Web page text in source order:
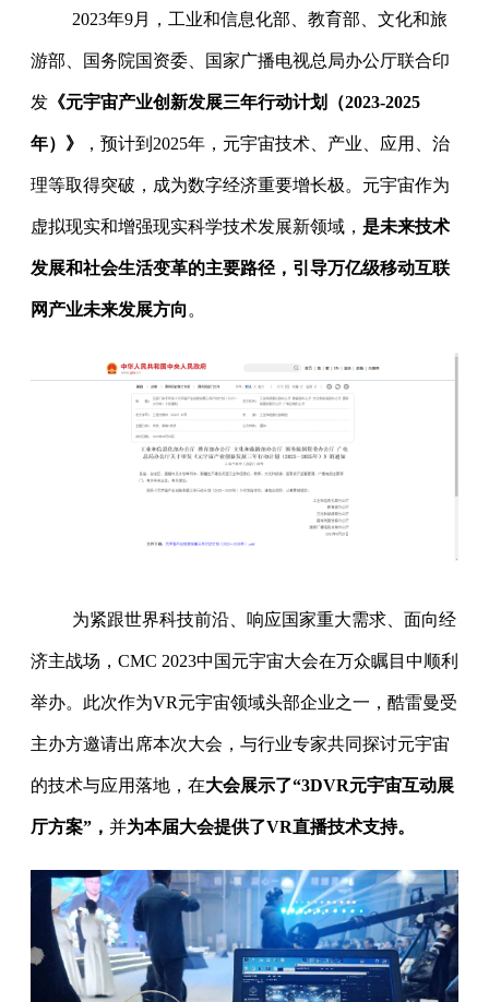
2023年9月，工业和信息化部、教育部、文化和旅
游部、国务院国资委、国家广播电视总局办公厅联合印
发 《元宇宙产业创新发展三年行动计划（2023-2025
年）》 ，预计到2025年，元宇宙技术、产业、应用、治
理等取得突破，成为数字经济重要增长极。元宇宙作为
虚拟现实和增强现实科学技术发展新领域， 是未来技术
发展和社会生活变革的主要路径，引导万亿级移动互联
网产业未来发展方向 。
为紧跟世界科技前沿、响应国家重大需求、面向经
济主战场，CMC 2023中国元宇宙大会在万众瞩目中顺利
举办。此次作为VR元宇宙领域头部企业之一，酷雷曼受
主办方邀请出席本次大会，与行业专家共同探讨元宇宙
的技术与应用落地，在大会展示了“3DVR元宇宙互动展
厅方案”， 并为本届大会提供了VR直播技术支持。